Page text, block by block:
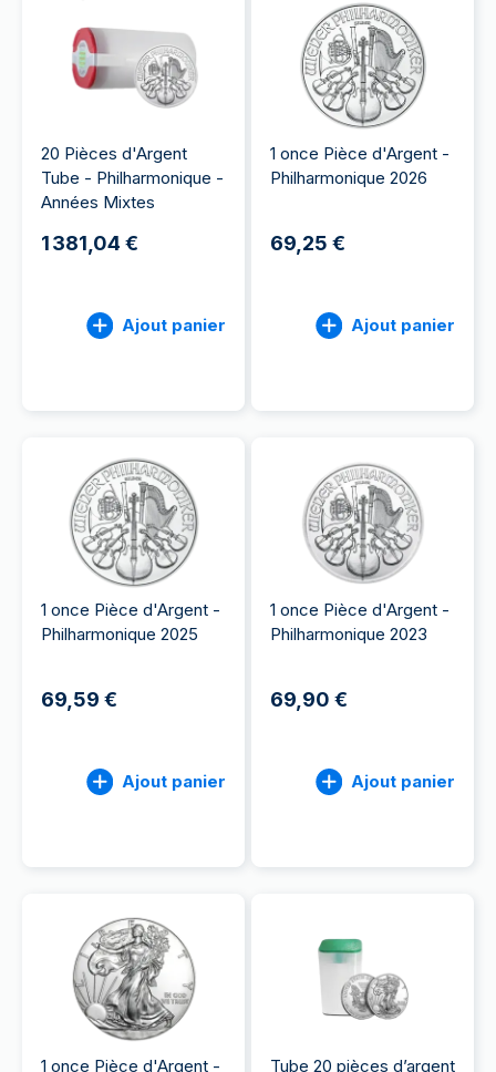
20 Pièces d'Argent
Tube - Philharmonique -
Années Mixtes
1 381,04 €
Ajout panier
1 once Pièce d'Argent -
Philharmonique 2026
69,25 €
Ajout panier
1 once Pièce d'Argent -
Philharmonique 2025
69,59 €
Ajout panier
1 once Pièce d'Argent -
Philharmonique 2023
69,90 €
Ajout panier
1 once Pièce d'Argent -
Tube 20 pièces d’argent